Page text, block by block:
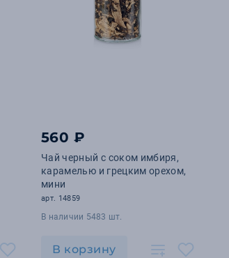
560 ₽
Чай черный с соком имбиря,
карамелью и грецким орехом,
мини
арт. 14859
В наличии 5483 шт.
В корзину